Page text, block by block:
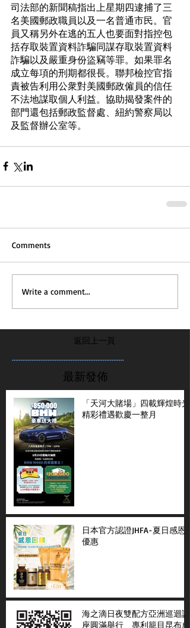
司法部的新聞稿指出上星期四逮捕了三
名美國郵政職員以及一名普通市民。官
員又稱另外在逃的五人也要面對指控包
括存取裝置資料詐騙同謀存取裝置資料
詐騙以及嚴重身份盜竊等罪。如果罪名
成立每項的刑期都很長。聯邦檢控官指
責被告利用公衆對美國郵政僱員的信任
不法地謀取個人利益。協助揭發案件的
部門還包括郵政監督處、紐約警察局以
及監督辦公室等。
Comments
Write a comment...
返回上一頁
...............................................................
最新發佈
「天河大賭場」四載輝煌時光
精彩禮遇歡慶一整月
日本官方認證JHFA-夏日感恩
優惠
海之滴日夜雙配方亞洲巡迴講
座圓滿舉行 專利籠目昆布成